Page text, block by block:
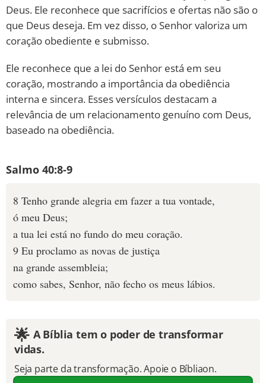
Deus. Ele reconhece que sacrifícios e ofertas não são o
que Deus deseja. Em vez disso, o Senhor valoriza um
coração obediente e submisso.
Ele reconhece que a lei do Senhor está em seu
coração, mostrando a importância da obediência
interna e sincera. Esses versículos destacam a
relevância de um relacionamento genuíno com Deus,
baseado na obediência.
Salmo 40:8-9
8 Tenho grande alegria em fazer a tua vontade,
ó meu Deus;
a tua lei está no fundo do meu coração.
9 Eu proclamo as novas de justiça
na grande assembleia;
como sabes, Senhor, não fecho os meus lábios.
🌟 A Bíblia tem o poder de transformar
vidas.
Seja parte da transformação. Apoie o Bíbliaon.